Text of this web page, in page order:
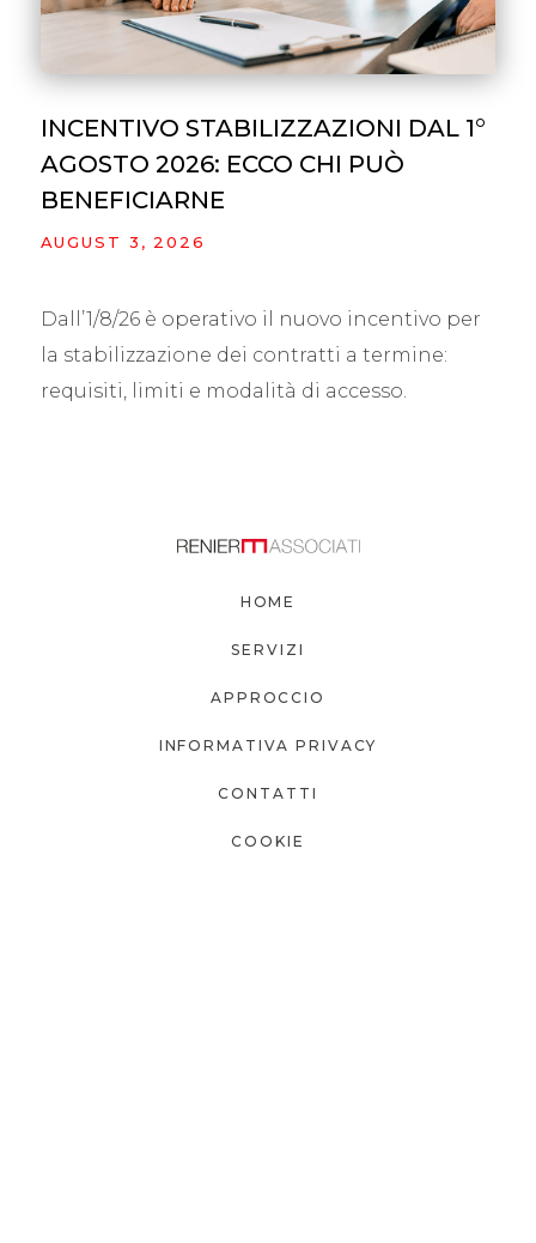
INCENTIVO STABILIZZAZIONI DAL 1°
AGOSTO 2026: ECCO CHI PUÒ
BENEFICIARNE
AUGUST 3, 2026
Dall’1/8/26 è operativo il nuovo incentivo per
la stabilizzazione dei contratti a termine:
requisiti, limiti e modalità di accesso.
HOME
SERVIZI
APPROCCIO
INFORMATIVA PRIVACY
CONTATTI
COOKIE